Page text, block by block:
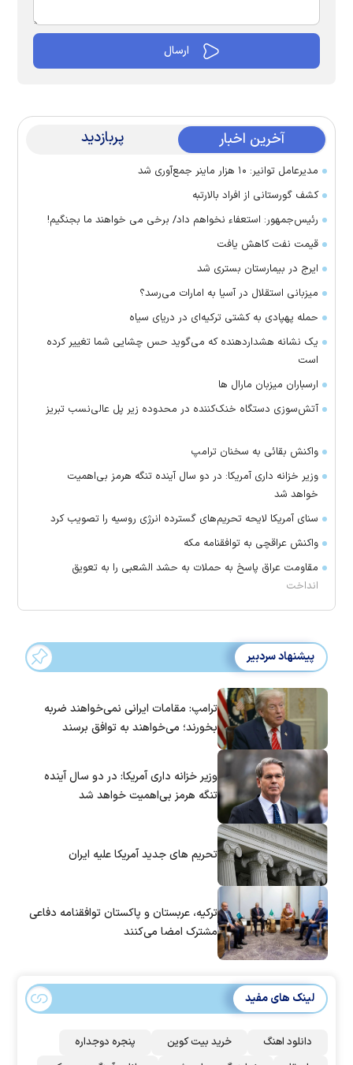
آخرین اخبار پربازدید
مدیرعامل توانیر: ۱۰ هزار ماینر جمع‌آوری شد
کشف گورستانی از افراد بالارتبه
رئیس‌جمهور: استعفاء نخواهم داد/ برخی می خواهند ما بجنگیم!
قیمت نفت کاهش یافت
ایرج در بیمارستان بستری شد
میزبانی استقلال در آسیا به امارات می‌رسد؟
حمله پهپادی به کشتی ترکیه‌ای در دریای سیاه
یک نشانه هشداردهنده که می‌گوید حس چشایی شما تغییر کرده
است
ارسباران میزبان مارال ها
آتش‌سوزی دستگاه خنک‌کننده در محدوده زیر پل عالی‌نسب تبریز
واکنش بقائی به سخنان ترامپ
وزیر خزانه داری آمریکا: در دو سال آینده تنگه هرمز بی‌اهمیت
خواهد شد
سنای آمریکا لایحه تحریم‌های گسترده انرژی روسیه را تصویب کرد
واکنش عراقچی به توافقنامه مکه
مقاومت عراق پاسخ به حملات به حشد الشعبی را به تعویق
انداخت
پیشنهاد سردبیر
ترامپ: مقامات ایرانی نمی‌خواهند ضربه
بخورند؛ می‌خواهند به توافق برسند
وزیر خزانه داری آمریکا: در دو سال آینده
تنگه هرمز بی‌اهمیت خواهد شد
تحریم های جدید آمریکا علیه ایران
ترکیه، عربستان و پاکستان توافقنامه دفاعی
مشترک امضا می‌کنند
لینک های مفید
دانلود اهنگ خرید بیت کوین
پنجره دوجداره